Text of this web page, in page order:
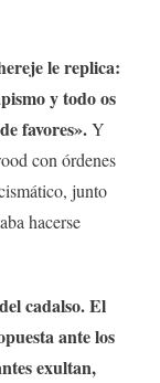
le replica:
y todo os
favores».Y
con órdenes
junto
hacerse
cadalso. El
ante los
exultan,